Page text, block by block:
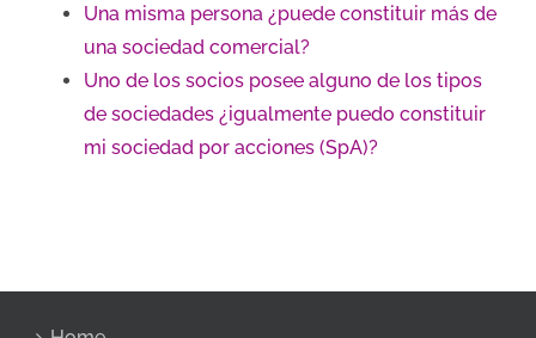
Una misma persona ¿puede constituir más de
una sociedad comercial?
Uno de los socios posee alguno de los tipos
de sociedades ¿igualmente puedo constituir
mi sociedad por acciones (SpA)?